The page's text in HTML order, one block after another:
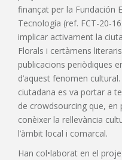
finançat per la Fundación
Tecnología (ref. FCT-20-
implicar activament la
Florals i certàmens
publicacions periòdiques
d’aquest fenomen
ciutadana es va portar a
de crowdsourcing que, en
conèixer la rellevància
l’àmbit local i comarcal.
Han col•laborat en el